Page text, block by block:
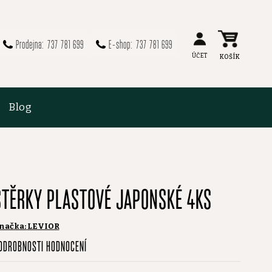
737 781 699
737 781 699
Blog
PLASTOVÉ JAPONSKÉ 4KS
HODNOCENÍ
LEVIOR